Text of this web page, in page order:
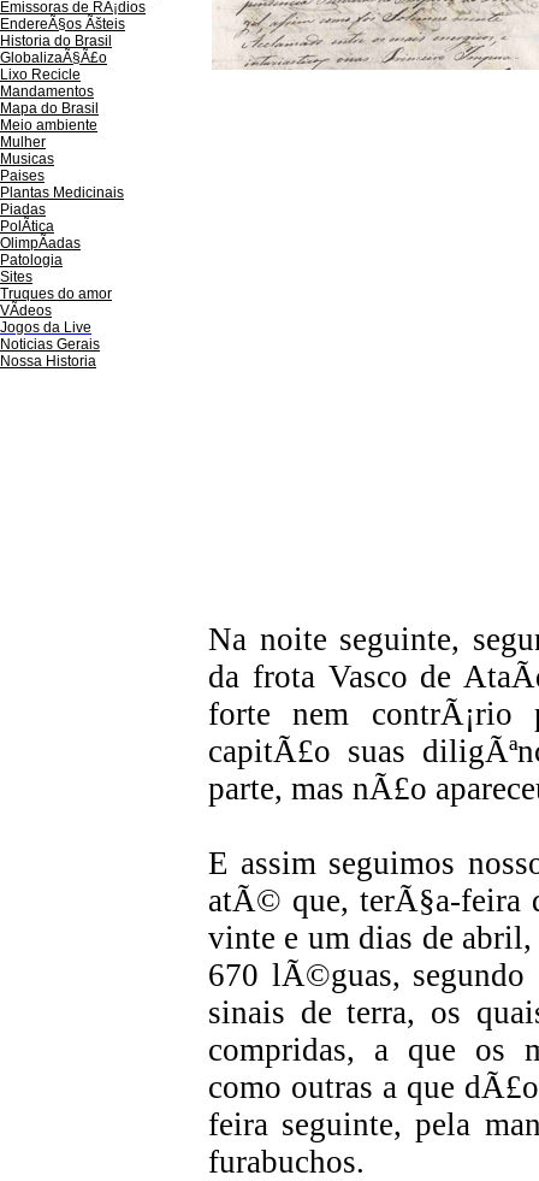
Emissoras de RÃ¡dios
EndereÃ§os Ãšteis
Historia do Brasil
GlobalizaÃ§Ã£o
Lixo Recicle
Mandamentos
Mapa do Brasil
Meio ambiente
Mulher
Musicas
Paises
Plantas Medicinais
Piadas
PolÃ­tica
OlimpÃ­adas
Patologia
Sites
Truques do amor
VÃ­deos
Jogos da Live
Noticias Gerais
Nossa Historia
Na noite seguinte,
da frota Vasco de
forte nem contrÃ¡rio
capitÃ£o suas
parte, mas nÃ£o
E assim seguimos
atÃ© que, terÃ§a-feira
vinte e um dias de
670 lÃ©guas,
sinais de terra, os
compridas, a que os
como outras a que
feira seguinte, pela
furabuchos.